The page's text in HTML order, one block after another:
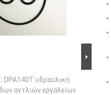
DPA140T υδραυλική
αντλιών εργαλείων